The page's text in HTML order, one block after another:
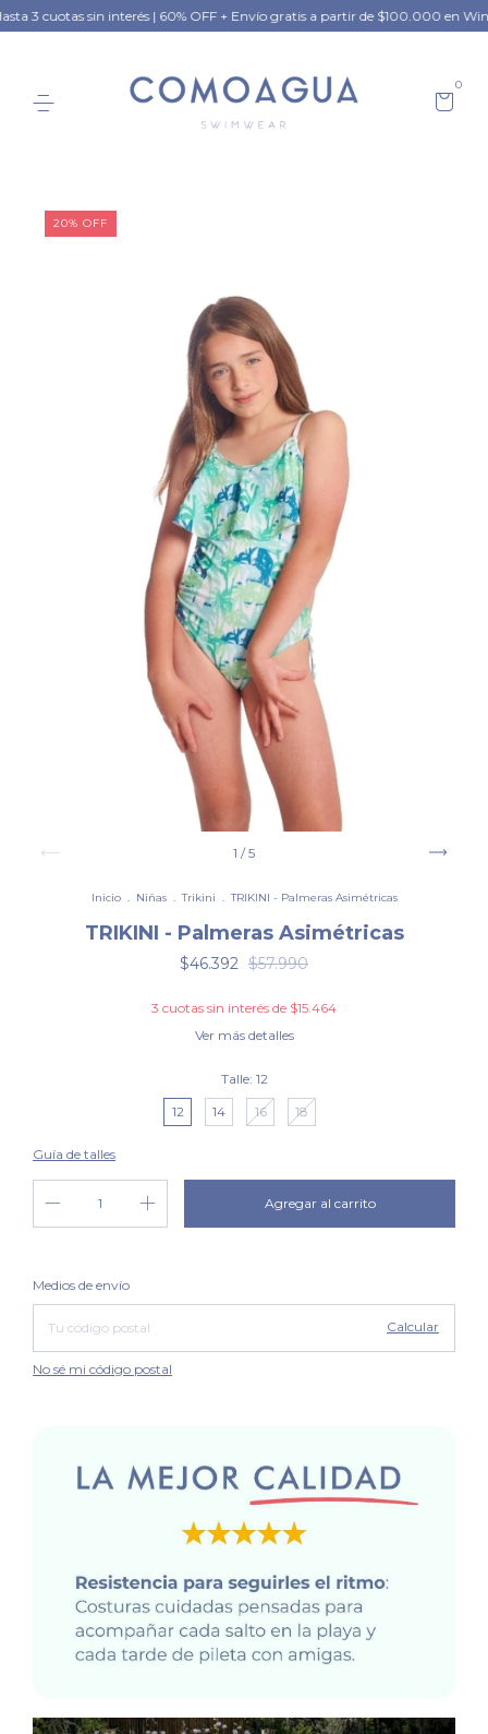
| 60% OFF + Envío gratis a partir de $100.000 en Winter Collection
0
20% OFF
1 /5
Inicio . Niñas . Trikini . TRIKINI - Palmeras Asimétricas
TRIKINI - Palmeras Asimétricas
$46.392 $57.990
3 cuotas sin interés de $15.464
Ver más detalles
Talle: 12
12
14 16 18
Guía de talles
Entregas para el CP:
Medios de envío
Calcular
No sé mi código postal